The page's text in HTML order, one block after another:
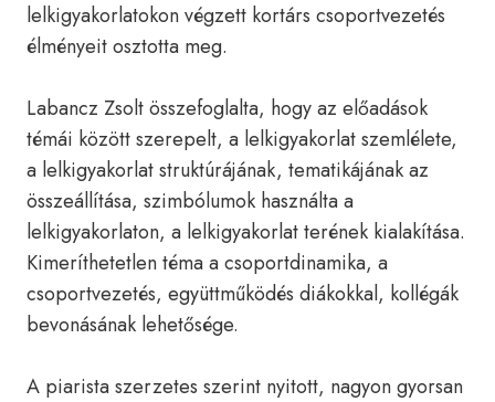
lelkigyakorlatokon végzett kortárs csoportvezetés
élményeit osztotta meg.
Labancz Zsolt összefoglalta, hogy az előadások
témái között szerepelt, a lelkigyakorlat szemlélete,
a lelkigyakorlat struktúrájának, tematikájának az
összeállítása, szimbólumok használta a
lelkigyakorlaton, a lelkigyakorlat terének kialakítása.
Kimeríthetetlen téma a csoportdinamika, a
csoportvezetés, együttműködés diákokkal, kollégák
bevonásának lehetősége.
A piarista szerzetes szerint nyitott, nagyon gyorsan